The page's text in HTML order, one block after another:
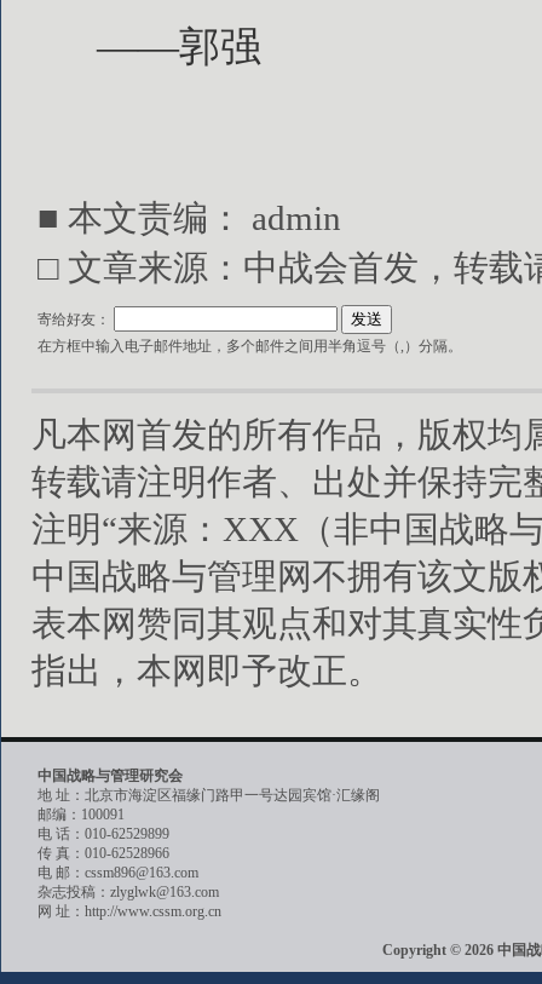
——郭强
■ 本文责编： admin
□ 文章来源：中战会首发，转载
寄给好友：
在方框中输入电子邮件地址，多个邮件之间用半角逗号（,）分隔。
凡本网首发的所有作品，版权
转载请注明作者、出处并保持完
注明“来源：XXX（非中国战略
中国战略与管理网不拥有该文
表本网赞同其观点和对其真实
指出，本网即予改正。
中国战略与管理研究会
地 址：北京市海淀区福缘门路甲一号达园宾馆·汇缘阁
邮编：100091
电 话：010-62529899
传 真：010-62528966
电 邮：cssm896@163.com
杂志投稿：zlyglwk@163.com
网 址：http://www.cssm.org.cn
Copyright © 2026 中国